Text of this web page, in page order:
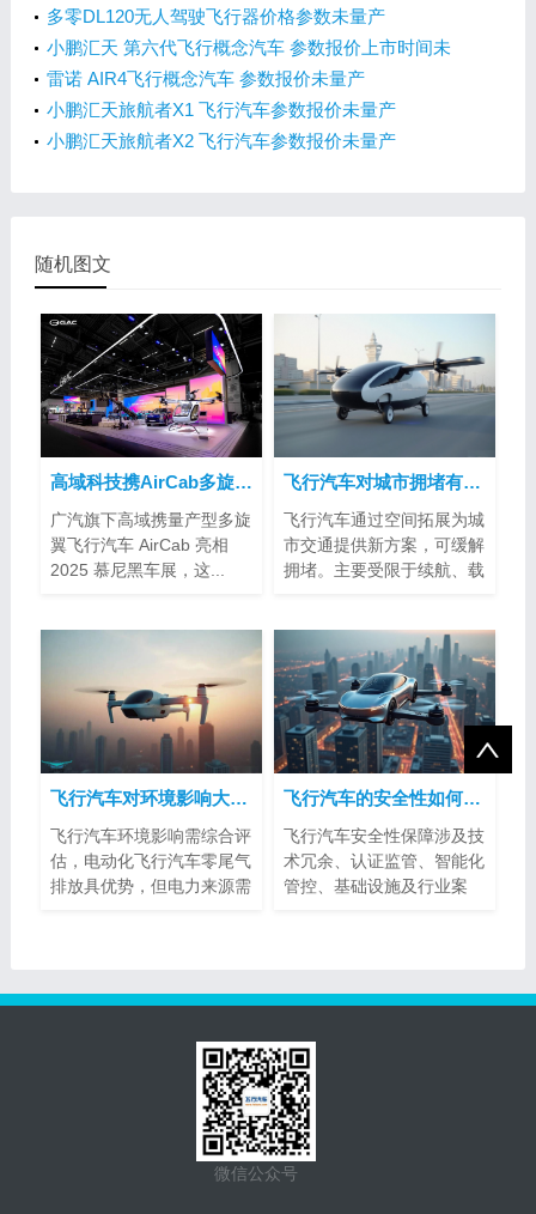
多零DL120无人驾驶飞行器价格参数未量产
小鹏汇天 第六代飞行概念汽车 参数报价上市时间未
量产
雷诺 AIR4飞行概念汽车 参数报价未量产
小鹏汇天旅航者X1 飞行汽车参数报价未量产
小鹏汇天旅航者X2 飞行汽车参数报价未量产
随机图文
高域科技携AirCab多旋翼飞行汽车亮相2025慕尼黑车展
广汽旗下高域携量产型多旋
翼飞行汽车 AirCab 亮相
2025 慕尼黑车展，这...
飞行汽车对城市拥堵有帮助吗？
飞行汽车通过空间拓展为城
市交通提供新方案，可缓解
拥堵。主要受限于续航、载
飞行汽车对环境影响大吗？
飞行汽车环境影响需综合评
估，电动化飞行汽车零尾气
排放具优势，但电力来源需
飞行汽车的安全性如何得到保障？
飞行汽车安全性保障涉及技
术冗余、认证监管、智能化
管控、基础设施及行业案
微信公众号